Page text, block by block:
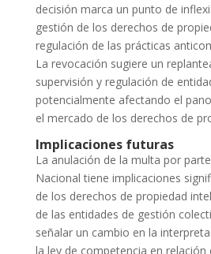
decisión marca un punto de
gestión de los derechos de
regulación de las prácticas
La revocación sugiere un
supervisión y regulación de
potencialmente afectando el
el mercado de los derechos de
Implicaciones futuras
La anulación de la multa por
Nacional tiene implicaciones
de los derechos de propiedad
de las entidades de gestión
señalar un cambio en la
la ley de competencia en relación